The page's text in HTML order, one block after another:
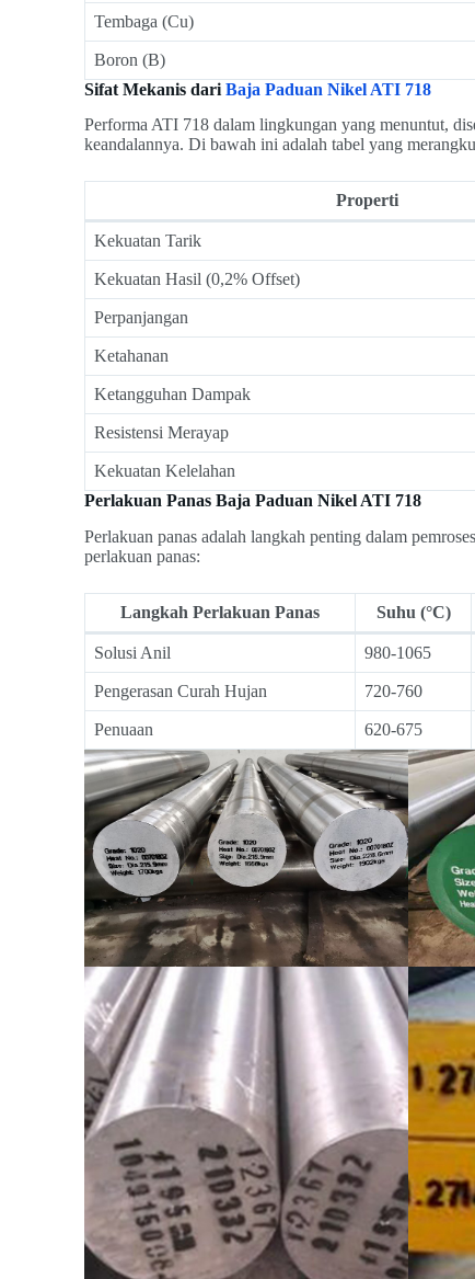
Tembaga (Cu)
Boron (B)
Sifat Mekanis dariBaja Paduan Nikel ATI 718
Performa ATI 718 dalam lingkungan yang menuntut,
keandalannya. Di bawah ini adalah tabel yang
Properti
Kekuatan Tarik
Kekuatan Hasil (0,2% Offset)
Perpanjangan
Ketahanan
Ketangguhan Dampak
Resistensi Merayap
Kekuatan Kelelahan
Perlakuan Panas Baja Paduan Nikel ATI 718
Perlakuan panas adalah langkah penting dalam
perlakuan panas:
Langkah Perlakuan Panas Suhu (°C)
Solusi Anil 980-1065
Pengerasan Curah Hujan 720-760
Penuaan 620-675